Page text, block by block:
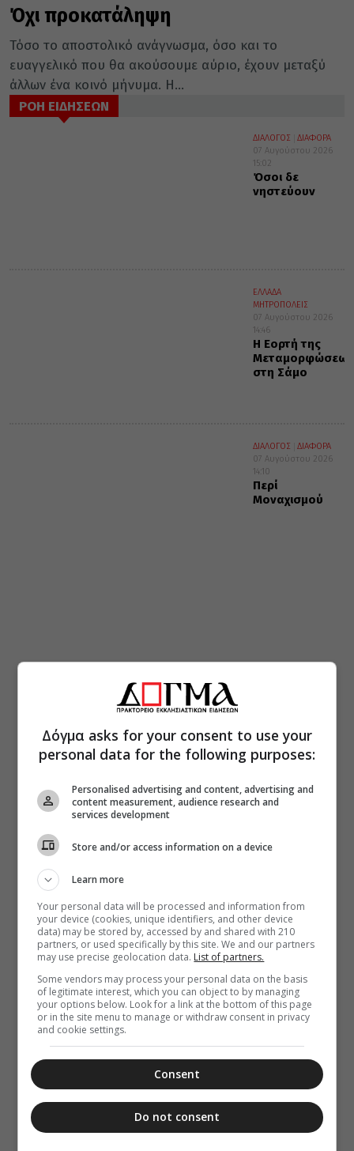
Όχι προκατάληψη
Τόσο το αποστολικό ανάγνωσμα, όσο και το
ευαγγελικό που θα ακούσουμε αύριο, έχουν μεταξύ
άλλων ένα κοινό μήνυμα. Η...
ΡΟΗ ΕΙΔΗΣΕΩΝ
ΔΙΑΛΟΓΟΣ
ΔΙΑΦΟΡΑ
07 Αυγούστου 2026
15:02
Όσοι δε
νηστεύουν
ΕΛΛΑΔΑ
ΜΗΤΡΟΠΟΛΕΙΣ
07 Αυγούστου 2026
14:46
Η Εορτή της
Μεταμορφώσεως
στη Σάμο
ΔΙΑΛΟΓΟΣ
ΔΙΑΦΟΡΑ
07 Αυγούστου 2026
14:10
Περί
Μοναχισμού
Δόγμα asks for your consent to use your
personal data for the following purposes:
Personalised advertising and content, advertising and
content measurement, audience research and
services development
Store and/or access information on a device
Learn more
Your personal data will be processed and information from
your device (cookies, unique identifiers, and other device
data) may be stored by, accessed by and shared with 210
partners, or used specifically by this site. We and our partners
may use precise geolocation data. List of partners.
Some vendors may process your personal data on the basis
of legitimate interest, which you can object to by managing
your options below. Look for a link at the bottom of this page
or in the site menu to manage or withdraw consent in privacy
and cookie settings.
Consent
Do not consent